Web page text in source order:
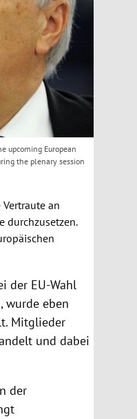
upcoming European
the plenary session
an
durchzusetzen.
der EU-Wahl
wurde eben
Mitglieder
und dabei
der